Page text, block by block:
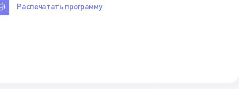
Распечатать программу